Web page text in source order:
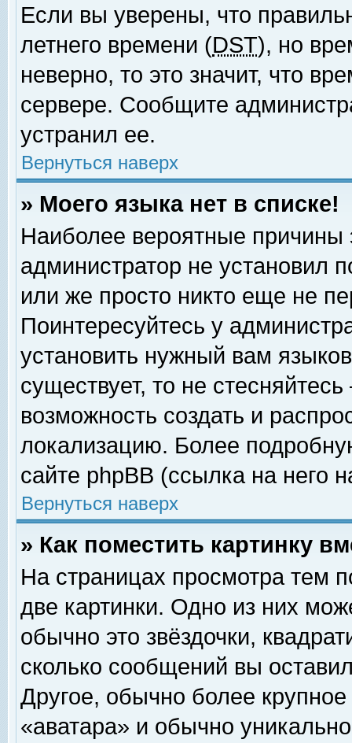
Если вы уверены, что
летнего времени (DST), но
неверно, то это значит, что
сервере. Сообщите
устранил ее.
Вернуться наверх
» Моего языка нет в списке!
Наиболее вероятные причины
администратор не установил
или же просто никто еще не
Поинтересуйтесь у
установить нужный вам
существует, то не
возможность создать и
локализацию. Более
сайте phpBB (ссылка на него
Вернуться наверх
» Как поместить картинку
На страницах просмотра тем
две картинки. Одно из них
обычно это звёздочки,
сколько сообщений вы
Другое, обычно более
«аватара» и обычно